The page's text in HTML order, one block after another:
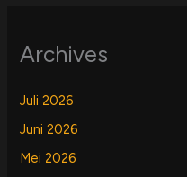
Archives
Juli 2026
Juni 2026
Mei 2026